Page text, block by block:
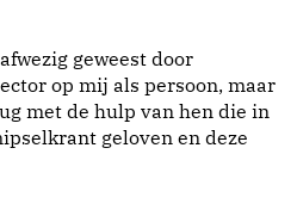
geweest door
op mij als persoon, maar
met de hulp van hen die in
geloven en deze